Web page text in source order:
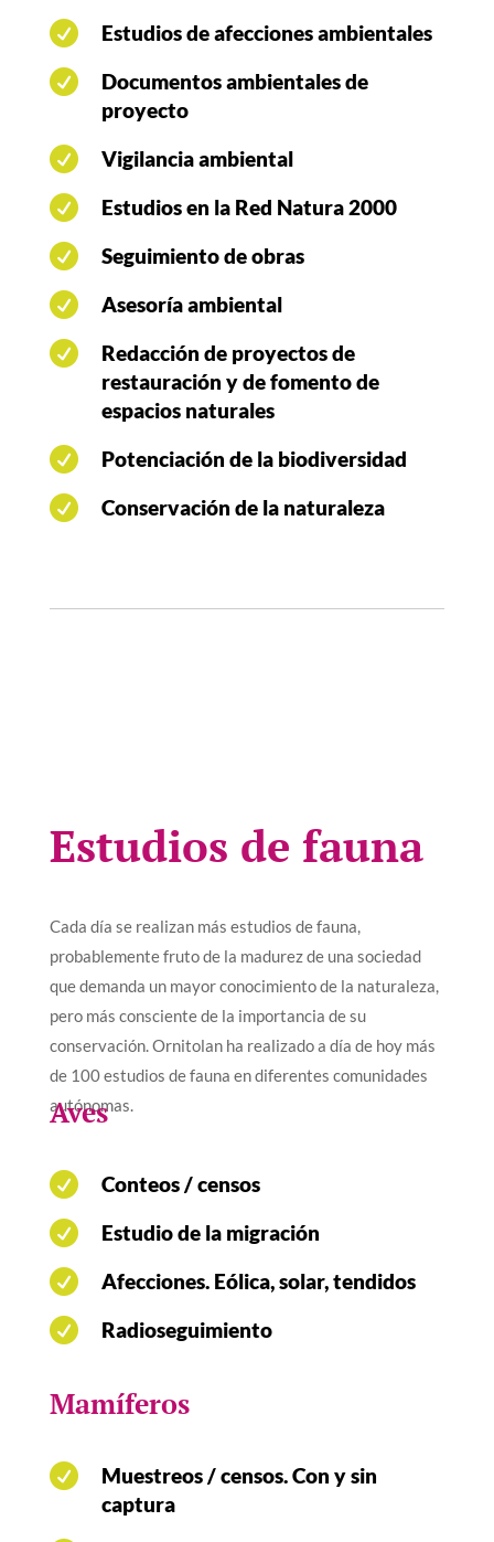
 Estudios de afecciones ambientales

Documentos ambientales de
proyecto
 Vigilancia ambiental
 Estudios en la Red Natura 2000
 Seguimiento de obras
 Asesoría ambiental

Redacción de proyectos de
restauración y de fomento de
espacios naturales
 Potenciación de la biodiversidad
 Conservación de la naturaleza
Estudios de fauna
Cada día se realizan más estudios de fauna,
probablemente fruto de la madurez de una sociedad
que demanda un mayor conocimiento de la naturaleza,
pero más consciente de la importancia de su
conservación. Ornitolan ha realizado a día de hoy más
de 100 estudios de fauna en diferentes comunidades
autónomas.
Aves
 Conteos / censos
 Estudio de la migración
 Afecciones. Eólica, solar, tendidos
 Radioseguimiento
Mamíferos

Muestreos / censos. Con y sin
captura